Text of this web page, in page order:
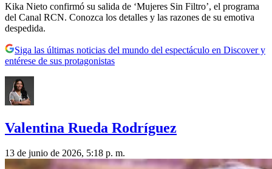
Kika Nieto confirmó su salida de ‘Mujeres Sin Filtro’, el programa
del Canal RCN. Conozca los detalles y las razones de su emotiva
despedida.
Siga las últimas noticias del mundo del espectáculo en Discover y
entérese de sus protagonistas
Valentina Rueda Rodríguez
13 de junio de 2026, 5:18 p. m.